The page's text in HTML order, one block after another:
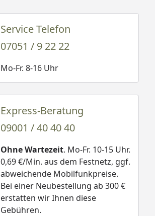
Service Telefon
07051 / 9 22 22
Mo-Fr. 8-16 Uhr
Express-Beratung
09001 / 40 40 40
Ohne Wartezeit. Mo-Fr. 10-15 Uhr.
0,69 €/Min. aus dem Festnetz, ggf.
abweichende Mobilfunkpreise.
Bei einer Neubestellung ab 300 €
erstatten wir Ihnen diese
Gebühren.